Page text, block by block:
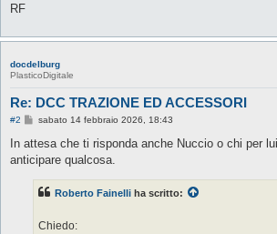
RF
docdelburg
PlasticoDigitale
Re: DCC TRAZIONE ED ACCESSORI
#2
M
s
a
sabato 14 febbraio 2026, 18:43
In attesa che ti risponda anche Nuccio o chi per
anticipare qualcosa.
Roberto Fainelli ha scritto:
Chiedo: